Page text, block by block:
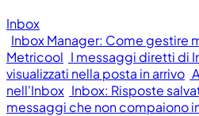
Inbox
Inbox Manager: Come gestire
Metricool I messaggi diretti di
visualizzati nella posta in arrivo
nell'Inbox Inbox: Risposte
messaggi che non compaiono